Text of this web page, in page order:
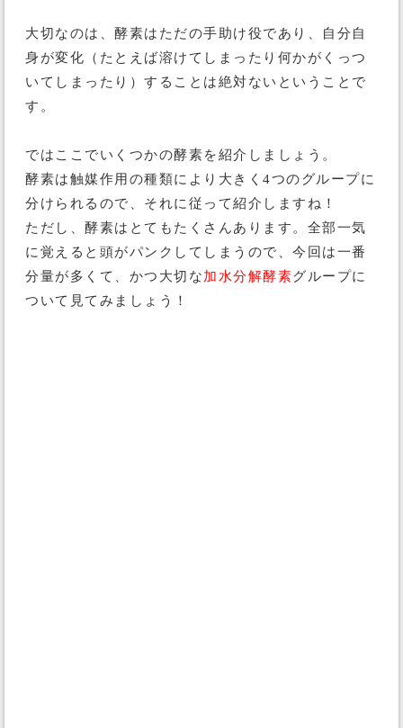
大切なのは、酵素はただの手助け役であり、自分自
身が変化（たとえば溶けてしまったり何かがくっつ
いてしまったり）することは絶対ないということで
す。
ではここでいくつかの酵素を紹介しましょう。
酵素は触媒作用の種類により大きく4つのグループに
分けられるので、それに従って紹介しますね！
ただし、酵素はとてもたくさんあります。全部一気
に覚えると頭がパンクしてしまうので、今回は一番
分量が多くて、かつ大切な加水分解酵素グループに
ついて見てみましょう！